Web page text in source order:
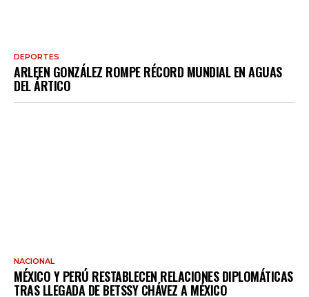
DEPORTES
ARLEEN GONZÁLEZ ROMPE RÉCORD MUNDIAL EN AGUAS
DEL ÁRTICO
NACIONAL
MÉXICO Y PERÚ RESTABLECEN RELACIONES DIPLOMÁTICAS
TRAS LLEGADA DE BETSSY CHÁVEZ A MÉXICO